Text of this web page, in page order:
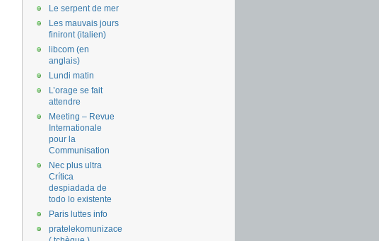
Le serpent de mer
Les mauvais jours
finiront (italien)
libcom (en
anglais)
Lundi matin
L’orage se fait
attendre
Meeting – Revue
Internationale
pour la
Communisation
Nec plus ultra
Crítica
despiadada de
todo lo existente
Paris luttes info
pratelekomunizace